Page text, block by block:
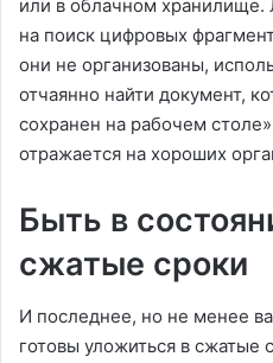
или в облачном хранилище.
на поиск цифровых
они не организованы,
отчаянно найти документ,
сохранен на рабочем
отражается на хороших
Быть в
сжатые сроки
И последнее, но не менее
готовы уложиться в сжатые